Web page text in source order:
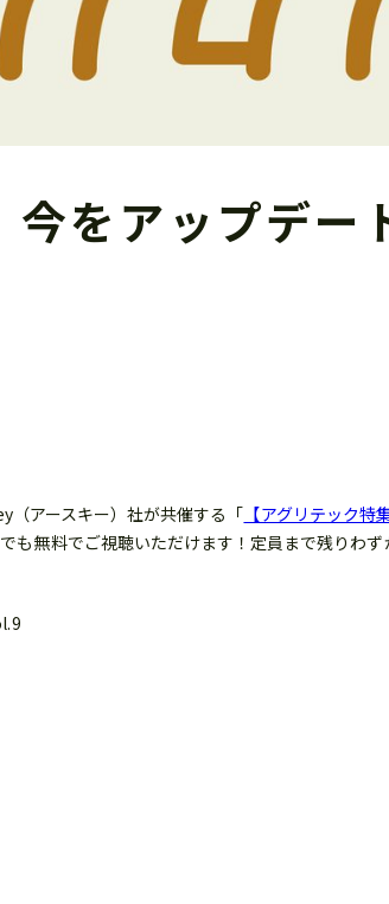
今をアップデ
アースキー）社が共催する「 【アグリテック
無料でご視聴いただけます！定員まで残りわず